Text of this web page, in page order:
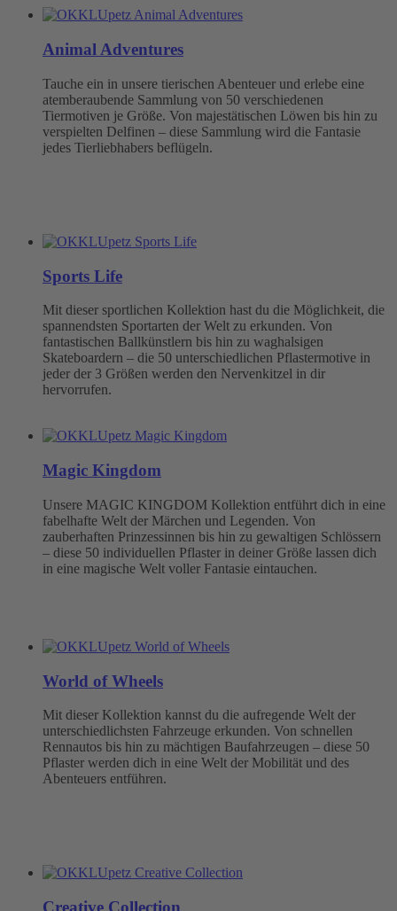
Animal Adventures
Tauche ein in unsere tierischen Abenteuer und erlebe eine
atemberaubende Sammlung von 50 verschiedenen
Tiermotiven je Größe. Von majestätischen Löwen bis hin zu
verspielten Delfinen – diese Sammlung wird die Fantasie
jedes Tierliebhabers beflügeln.
Sports Life
Mit dieser sportlichen Kollektion hast du die Möglichkeit, die
spannendsten Sportarten der Welt zu erkunden. Von
fantastischen Ballkünstlern bis hin zu waghalsigen
Skateboardern – die 50 unterschiedlichen Pflastermotive in
jeder der 3 Größen werden den Nervenkitzel in dir
hervorrufen.
Magic Kingdom
Unsere MAGIC KINGDOM Kollektion entführt dich in eine
fabelhafte Welt der Märchen und Legenden. Von
zauberhaften Prinzessinnen bis hin zu gewaltigen Schlössern
– diese 50 individuellen Pflaster in deiner Größe lassen dich
in eine magische Welt voller Fantasie eintauchen.
World of Wheels
Mit dieser Kollektion kannst du die aufregende Welt der
unterschiedlichsten Fahrzeuge erkunden. Von schnellen
Rennautos bis hin zu mächtigen Baufahrzeugen – diese 50
Pflaster werden dich in eine Welt der Mobilität und des
Abenteuers entführen.
Creative Collection